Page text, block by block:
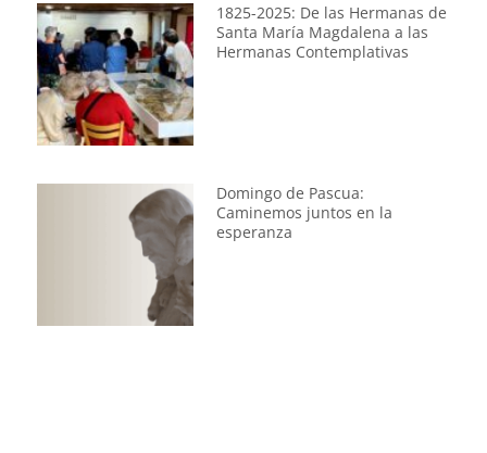
1825-2025: De las Hermanas de
Santa María Magdalena a las
Hermanas Contemplativas
Domingo de Pascua:
Caminemos juntos en la
esperanza